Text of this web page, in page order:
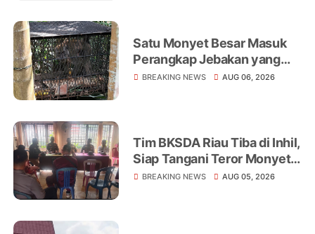
Satu Monyet Besar Masuk
Perangkap Jebakan yang
Dipasang di Belakang
BREAKING NEWS AUG 06, 2026
Tim BKSDA Riau Tiba di Inhil,
Siap Tangani Teror Monyet
Liar yang Telah Melukai 18
BREAKING NEWS AUG 05, 2026